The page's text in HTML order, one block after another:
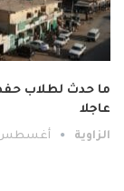
ما حدث لطلاب
عاجلا
الزاوية أغسطس 5,